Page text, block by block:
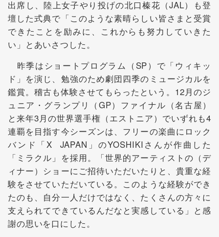
出席し、陸上女子やり投げの北口榛花（JAL）も登
壇した式典で「このような素晴らしい皆さまと受賞
できたことを励みに、これからも努力していきた
い」とあいさつした。
昨季はショートプログラム（SP）で「ウィキッ
ド」を演じ、勉強のため劇団四季のミュージカルを
鑑賞。稽古も体験させてもらったという。12月のジ
ュニア・グランプリ（GP）ファイナル（名古屋）
と来年3月の世界選手権（エストニア）でいずれも4
連覇を目指す今シーズンは、フリーの楽曲にロック
バンド「X JAPAN」のYOSHIKIさんが作曲した
「ミラクル」を採用。「世界的アーティストの（デ
ィナー）ショーにご招待いただいたりと、貴重な経
験をさせていただいている。このような経験ができ
たのも、自分一人だけではなく、たくさんの方々に
支えられてできているんだなと実感している」と感
謝の思いを口にした。